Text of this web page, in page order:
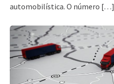
automobilística. O número […]